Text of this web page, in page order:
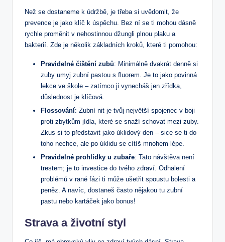
Než se dostaneme k údržbě, je třeba si uvědomit, že
prevence je jako klíč k úspěchu. Bez ní se ti mohou dásně
rychle proměnit v nehostinnou džungli plnou plaku a
bakterií. Zde je několik základních kroků, které ti pomohou:
Pravidelné čištění zubů: Minimálně dvakrát denně si
zuby umyj zubní pastou s fluorem. Je to jako povinná
lekce ve škole – zatímco ji vynecháš jen zřídka,
důslednost je klíčová.
Flossování: Zubní nit je tvůj největší spojenec v boji
proti zbytkům jídla, které se snaží schovat mezi zuby.
Zkus si to představit jako úklidový den – sice se ti do
toho nechce, ale po úklidu se cítíš mnohem lépe.
Pravidelné prohlídky u zubaře: Tato návštěva není
trestem; je to investice do tvého zdraví. Odhalení
problémů v rané fázi ti může ušetřit spoustu bolesti a
peněz. A navíc, dostaneš často nějakou tu zubní
pastu nebo kartáček jako bonus!
Strava a životní styl